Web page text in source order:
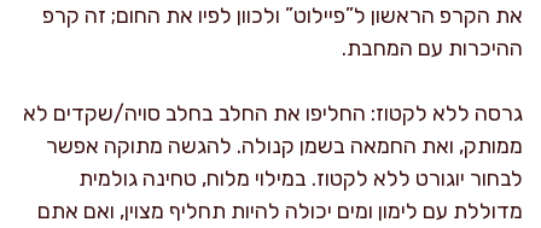
את הקרפ הראשון ל”פיילוט” ולכוון לפיו את החום; זה קרפ
ההיכרות עם המחבת.
גרסה ללא לקטוז: החליפו את החלב בחלב סויה/שקדים לא
ממותק, ואת החמאה בשמן קנולה. להגשה מתוקה אפשר
לבחור יוגורט ללא לקטוז. במילוי מלוח, טחינה גולמית
מדוללת עם לימון ומים יכולה להיות תחליף מצוין, ואם אתם